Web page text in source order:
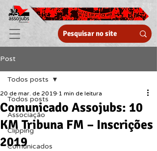
Post
Todos posts
Associação
Clipping
Comunicados
Todos posts
Comunicado Assojubs: 10
KM Tribuna FM – Inscrições
2019
20 de mar. de 2019 1 min de leitura